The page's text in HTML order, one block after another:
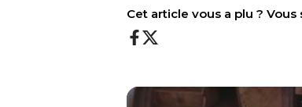
Cet article vous a plu ?